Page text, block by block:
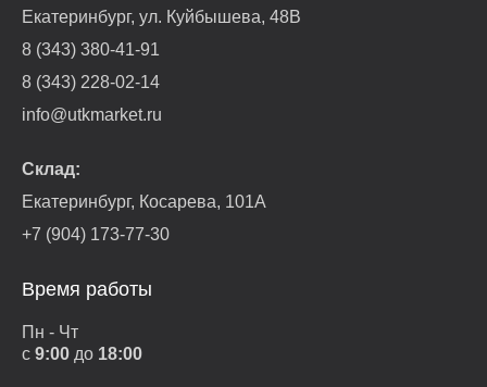
Екатеринбург, ул. Куйбышева, 48В
8 (343) 380-41-91
8 (343) 228-02-14
info@utkmarket.ru
Склад:
Екатеринбург, Косарева, 101А
+7 (904) 173-77-30
Время работы
Пн - Чт
с 9:00 до 18:00